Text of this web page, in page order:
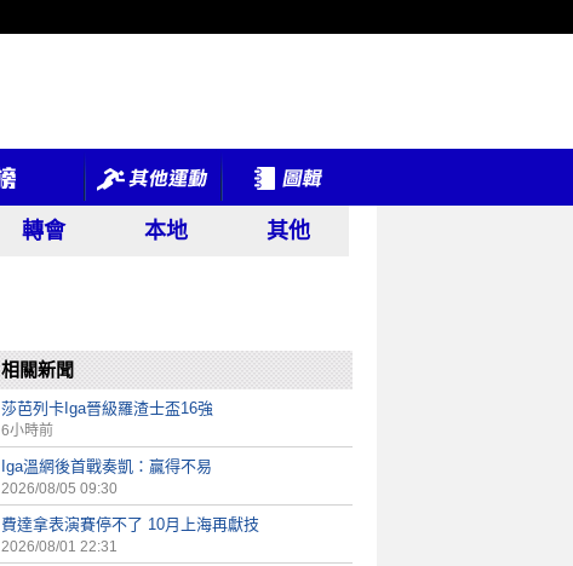
轉會 本地 其他
相關新聞
莎芭列卡Iga晉級羅渣士盃16強
6小時前
Iga溫網後首戰奏凱：贏得不易
2026/08/05 09:30
費達拿表演賽停不了 10月上海再獻技
2026/08/01 22:31